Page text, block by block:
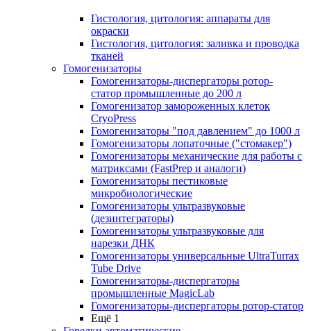
Гистология, цитология: аппараты для
окраски
Гистология, цитология: заливка и проводка
тканей
Гомогенизаторы
Гомогенизаторы-диспергаторы ротор-
статор промышленные до 200 л
Гомогенизатор замороженных клеток
CryoPress
Гомогенизаторы "под давлением" до 1000 л
Гомогенизаторы лопаточные ("стомакер")
Гомогенизаторы механические для работы с
матриксами (FastPrep и аналоги)
Гомогенизаторы пестиковые
микробиологические
Гомогенизаторы ультразвуковые
(дезинтеграторы)
Гомогенизаторы ультразвуковые для
нарезки ДНК
Гомогенизаторы универсальные UltraTurrax
Tube Drive
Гомогенизаторы-диспергаторы
промышленные MagicLab
Гомогенизаторы-диспергаторы ротор-статор
Ещё 1